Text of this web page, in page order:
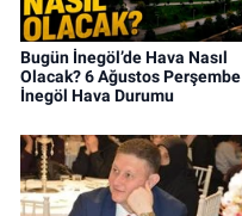
Bugün İnegöl’de Hava Nasıl
Olacak? 6 Ağustos Perşembe
İnegöl Hava Durumu